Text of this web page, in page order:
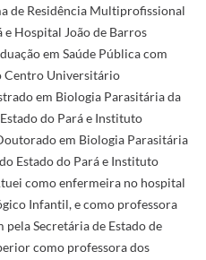
de Residência Multiprofissional
e Hospital João de Barros
em Saúde Pública com
Centro Universitário
em Biologia Parasitária da
do Pará e Instituto
em Biologia Parasitária
Estado do Pará e Instituto
como enfermeira no hospital
Infantil, e como professora
Secretária de Estado de
como professora dos